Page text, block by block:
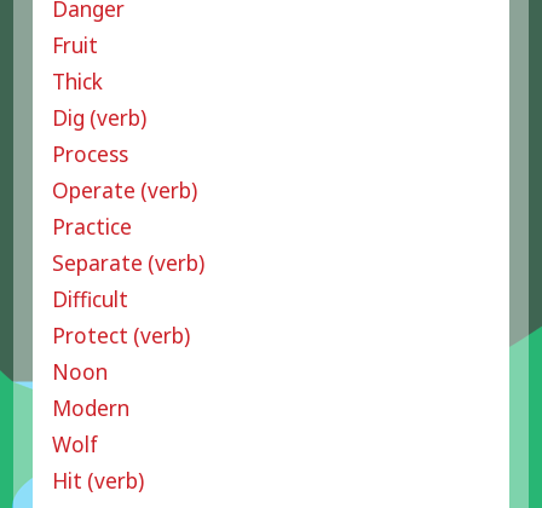
Danger
Fruit
Thick
Dig (verb)
Process
Operate (verb)
Practice
Separate (verb)
Difficult
Protect (verb)
Noon
Modern
Wolf
Hit (verb)